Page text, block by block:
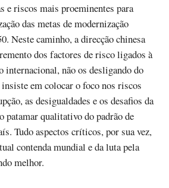
e riscos mais proeminentes para
das metas de modernização
Neste caminho, a direcção chinesa
dos factores de risco ligados à
internacional, não os desligando do
em colocar o foco nos riscos
as desigualdades e os desafios da
patamar qualitativo do padrão de
Tudo aspectos críticos, por sua vez,
contenda mundial e da luta pela
melhor.